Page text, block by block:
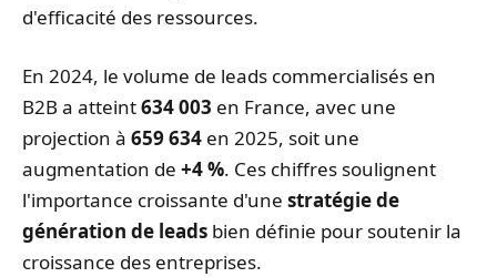
d'efficacité des ressources.
En 2024, le volume de leads commercialisés en
B2B a atteint634 003 en France, avec une
projection à 659 634 en 2025, soit une
augmentation de +4 %. Ces chiffres soulignent
l'importance croissante d'une stratégie de
génération de leads bien définie pour soutenir la
croissance des entreprises.